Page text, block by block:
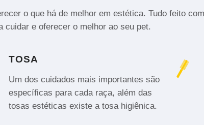
o que há de melhor em estética. Tudo feito
cuidar e oferecer o melhor ao seu pet.
TOSA
Um dos cuidados mais importantes são
específicas para cada raça, além das
tosas estéticas existe a tosa higiênica.